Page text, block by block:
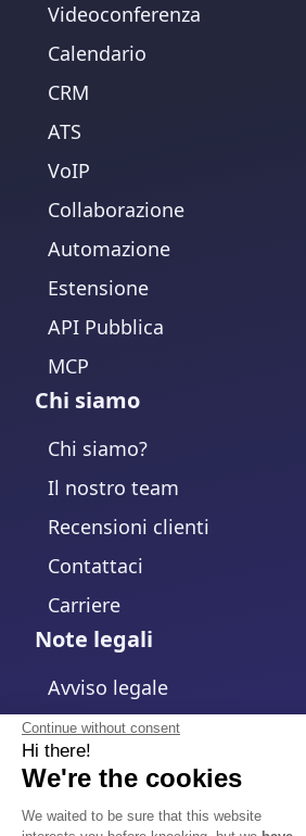
Continue without consent
Hi there!
We're the cookies
We waited to be sure that this website
Videoconferenza
Calendario
CRM
ATS
VoIP
Collaborazione
Automazione
Estensione
API Pubblica
MCP
Chi siamo
Chi siamo?
Il nostro team
Recensioni clienti
Contattaci
Carriere
Note legali
Avviso legale
Informativa sulla Privacy
Politica sui cookie
Modifica impostazioni cookie